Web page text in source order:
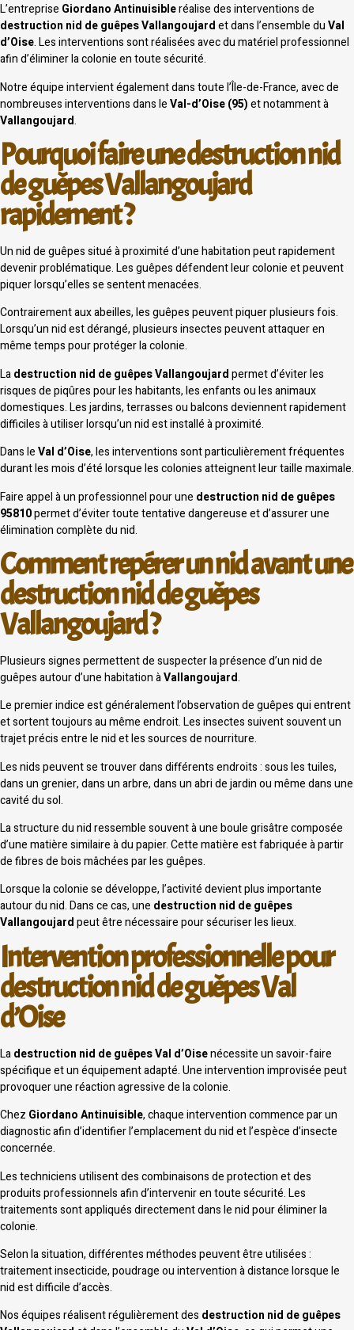
L’entreprise Giordano Antinuisibleréalise des interventions de
destruction nid de guêpes Vallangoujardet dans l’ensemble duVal
d’Oise. Les interventions sont réalisées avec du matériel professionnel
afin d’éliminer la colonie en toute sécurité.
Notre équipe intervient également dans toute l’Île-de-France, avec de
nombreuses interventions dans leVal-d’Oise (95)et notamment à
Vallangoujard.
Pourquoi faire une destruction nid
de guêpes Vallangoujard
rapidement ?
Un nid de guêpes situé à proximité d’une habitation peut rapidement
devenir problématique. Les guêpes défendent leur colonie et peuvent
piquer lorsqu’elles se sentent menacées.
Contrairement aux abeilles, les guêpes peuvent piquer plusieurs fois.
Lorsqu’un nid est dérangé, plusieurs insectes peuvent attaquer en
même temps pour protéger la colonie.
Ladestruction nid de guêpes Vallangoujardpermet d’éviter les
risques de piqûres pour les habitants, les enfants ou les animaux
domestiques. Les jardins, terrasses ou balcons deviennent rapidement
difficiles à utiliser lorsqu’un nid est installé à proximité.
Dans leVal d’Oise, les interventions sont particulièrement fréquentes
durant les mois d’été lorsque les colonies atteignent leur taille maximale.
Faire appel à un professionnel pour une destruction nid de guêpes
95810permet d’éviter toute tentative dangereuse et d’assurer une
élimination complète du nid.
Comment repérer un nid avant une
destruction nid de guêpes
Vallangoujard ?
Plusieurs signes permettent de suspecter la présence d’un nid de
guêpes autour d’une habitation àVallangoujard.
Le premier indice est généralement l’observation de guêpes qui entrent
et sortent toujours au même endroit. Les insectes suivent souvent un
trajet précis entre le nid et les sources de nourriture.
Les nids peuvent se trouver dans différents endroits : sous les tuiles,
dans un grenier, dans un arbre, dans un abri de jardin ou même dans une
cavité du sol.
La structure du nid ressemble souvent à une boule grisâtre composée
d’une matière similaire à du papier. Cette matière est fabriquée à partir
de fibres de bois mâchées par les guêpes.
Lorsque la colonie se développe, l’activité devient plus importante
autour du nid. Dans ce cas, une destruction nid de guêpes
Vallangoujardpeut être nécessaire pour sécuriser les lieux.
Intervention professionnelle pour
destruction nid de guêpes Val
d’Oise
Ladestruction nid de guêpes Val d’Oisenécessite un savoir-faire
spécifique et un équipement adapté. Une intervention improvisée peut
provoquer une réaction agressive de la colonie.
Chez Giordano Antinuisible, chaque intervention commence par un
diagnostic afin d’identifier l’emplacement du nid et l’espèce d’insecte
concernée.
Les techniciens utilisent des combinaisons de protection et des
produits professionnels afin d’intervenir en toute sécurité. Les
traitements sont appliqués directement dans le nid pour éliminer la
colonie.
Selon la situation, différentes méthodes peuvent être utilisées :
traitement insecticide, poudrage ou intervention à distance lorsque le
nid est difficile d’accès.
Nos équipes réalisent régulièrement des destruction nid de guêpes